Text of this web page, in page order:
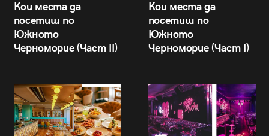
Кои места да
посетиш по
Южното
Черноморие (Част II)
Кои места да
посетиш по
Южното
Черноморие (Част I)